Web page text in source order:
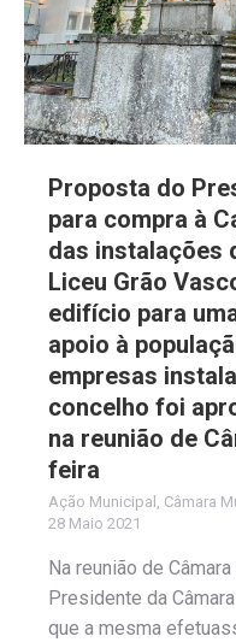
Proposta do
para compra à
das instalações
Liceu Grão
edifício para
apoio à
empresas
concelho foi
na reunião de
feira
Ação Municipal , Câmara
28 Maio 2021
Na reunião de
Presidente da
que a mesma